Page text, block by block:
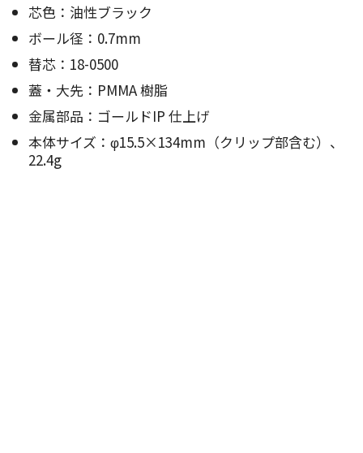
芯色：油性ブラック
ボール径：0.7mm
替芯：18-0500
蓋・大先：PMMA 樹脂
金属部品：ゴールドIP 仕上げ
本体サイズ：φ15.5×134mm（クリップ部含む）、
22.4g